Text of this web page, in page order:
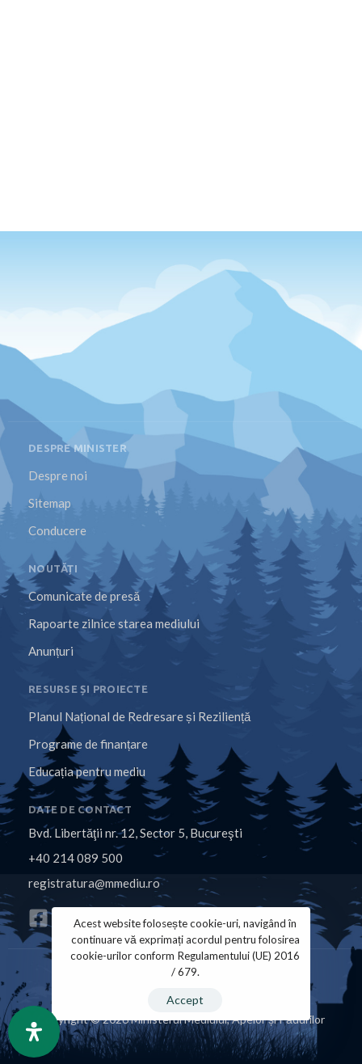
DESPRE MINISTER
Despre noi
Sitemap
Conducere
NOUTĂȚI
Comunicate de presă
Rapoarte zilnice starea mediului
Anunțuri
RESURSE ȘI PROIECTE
Planul Național de Redresare și Reziliență
Programe de finanțare
Educația pentru mediu
DATE DE CONTACT
Bvd. Libertăţii nr. 12, Sector 5, Bucureşti
+40 214 089 500
registratura@mmediu.ro
Copyright © 2026 Ministerul Mediului, Apelor și Pădurilor
Acest website folosește cookie-uri, navigând în
continuare vă exprimați acordul pentru folosirea
cookie-urilor conform Regulamentului (UE) 2016
/ 679.
Accept